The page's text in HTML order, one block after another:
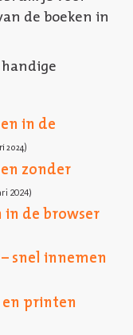
de boeken in
in de
2024)
zonder
2024)
in de browser
snel innemen
printen